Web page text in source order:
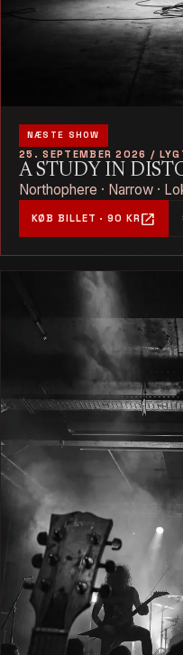
NÆSTE SHOW
25. SEPTEMBER 2026 /
A STUDY IN
Northophere · Narrow ·
KØB BILLET · 90 KR open_in_new